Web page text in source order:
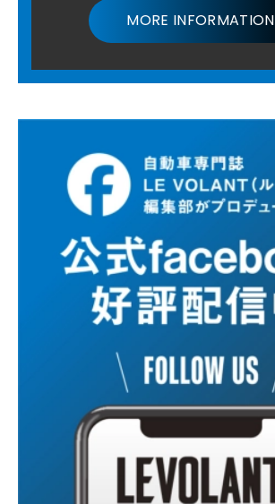
MORE INFORMATION